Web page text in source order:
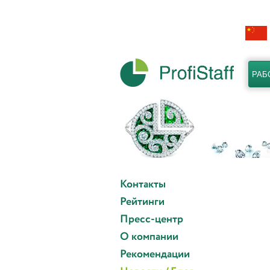
Контакты
Рейтинги
Пресс-центр
О компании
Рекомендации